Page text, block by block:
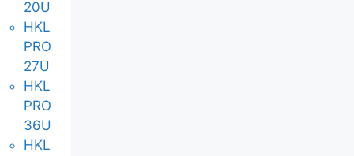
20U
HKL
PRO
27U
HKL
PRO
36U
HKL